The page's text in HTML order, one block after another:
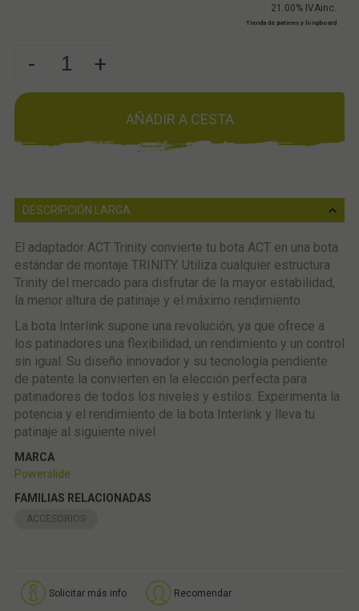
21.00% IVAinc.
Tienda de patines y longboard
- +
AÑADIR A CESTA
DESCRIPCIÓN LARGA
El adaptador ACT Trinity convierte tu bota ACT en una bota
estándar de montaje TRINITY. Utiliza cualquier estructura
Trinity del mercado para disfrutar de la mayor estabilidad,
la menor altura de patinaje y el máximo rendimiento.
La bota Interlink supone una revolución, ya que ofrece a
los patinadores una flexibilidad, un rendimiento y un control
sin igual. Su diseño innovador y su tecnología pendiente
de patente la convierten en la elección perfecta para
patinadores de todos los niveles y estilos. Experimenta la
potencia y el rendimiento de la bota Interlink y lleva tu
patinaje al siguiente nivel
MARCA
Powerslide
FAMILIAS RELACIONADAS
ACCESORIOS
Solicitar más info Recomendar